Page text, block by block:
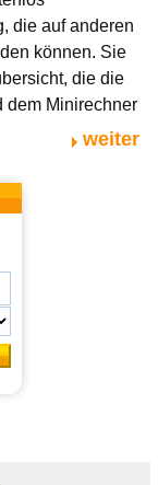
die auf anderen
können. Sie
die die
dem Minirechner
weiter